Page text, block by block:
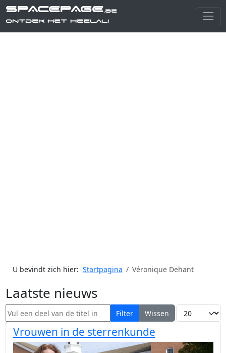
SPACEPAGE.be
Ontdek het heelal!
U bevindt zich hier: Startpagina Véronique Dehant
Laatste nieuws
Vul een deel van de titel in Filter Wissen Toon #
Vrouwen in de sterrenkunde